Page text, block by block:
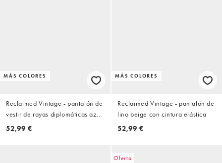
MÁS COLORES
Reclaimed Vintage - pantalón de
vestir de rayas diplomáticas azul
marino
52,99 €
MÁS COLORES
Reclaimed Vintage - pantalón de
lino beige con cintura elástica
52,99 €
Oferta